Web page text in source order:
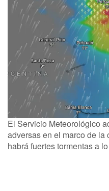
El Servicio Meteorológico
adversas en el marco de
habrá fuertes tormentas a